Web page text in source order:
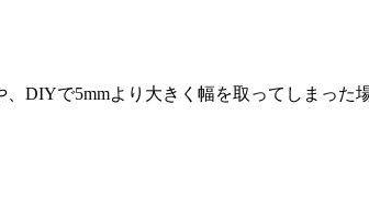
DIYで5mmより大きく幅を取ってしまった